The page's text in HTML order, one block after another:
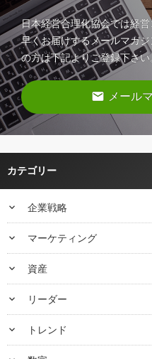
日本経営合理化協会では経
早くお届けするメールマガ
の方は下記よりご登録下さい
email メール
カテゴリー
keyboard_arrow_down 企業戦略
keyboard_arrow_down マーケティング
keyboard_arrow_down 資産
keyboard_arrow_down リーダー
keyboard_arrow_down トレンド